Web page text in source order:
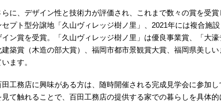
らに、デザイン性と技術力が評価され、これまで数々の賞を受
セプト型分譲地「久山ヴィレッジ樹ノ里」、2021年には複合施
イン賞を受賞。「久山ヴィレッジ樹ノ里」は優良事業賞、「大
建築賞（木造の部大賞）、福岡市都市景観賞大賞、福岡県美し
ます。
田工務店に興味がある方は、随時開催される完成見学会に参加
見て触れることで、百田工務店の提供する家での暮らしを具体的